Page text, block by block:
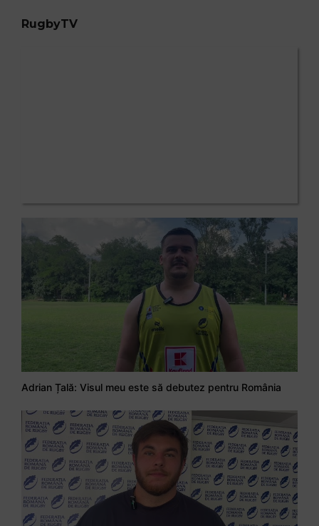
RugbyTV
Adrian Țală: Visul meu este să debutez pentru România